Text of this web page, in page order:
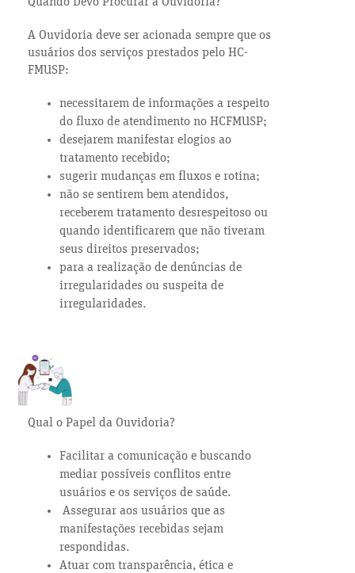
A Ouvidoria deve ser acionada sempre que os
usuários dos serviços prestados pelo HC-
FMUSP:
necessitarem de informações a respeito
do fluxo de atendimento no HCFMUSP;
desejarem manifestar elogios ao
tratamento recebido;
sugerir mudanças em fluxos e rotina;
não se sentirem bem atendidos,
receberem tratamento desrespeitoso ou
quando identificarem que não tiveram
seus direitos preservados;
para a realização de denúncias de
irregularidades ou suspeita de
irregularidades.
Qual o Papel da Ouvidoria?
Facilitar a comunicação e buscando
mediar possíveis conflitos entre
usuários e os serviços de saúde.
Assegurar aos usuários que as
manifestações recebidas sejam
respondidas.
Atuar com transparência, ética e